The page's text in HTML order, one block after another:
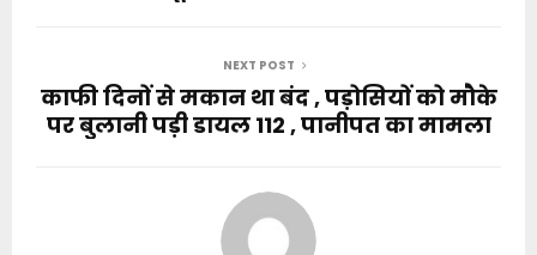
NEXT POST
काफी दिनों से मकान था बंद , पड़ोसियों को मौके
पर बुलानी पड़ी डायल 112 , पानीपत का मामला